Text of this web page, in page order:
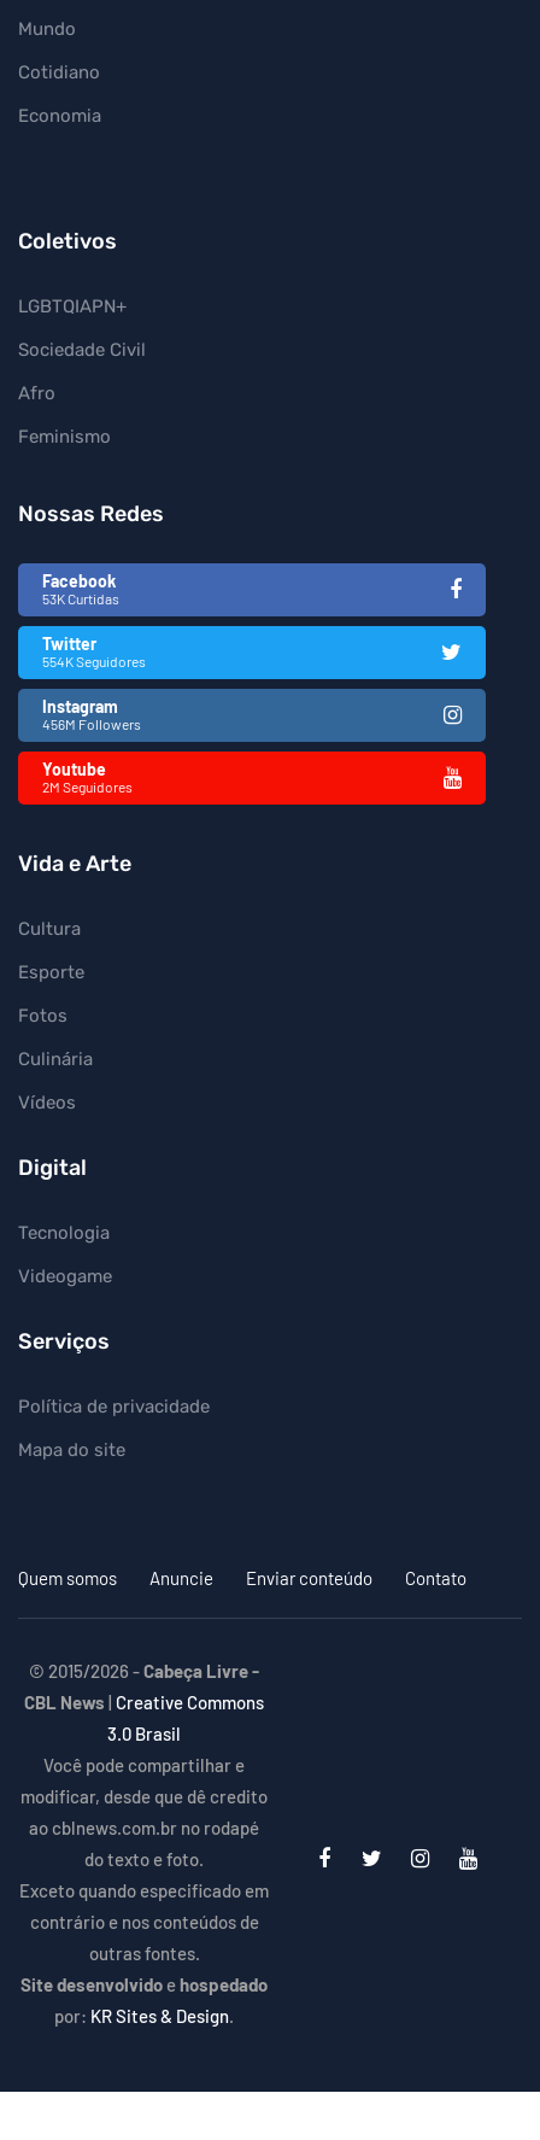
Mundo
Cotidiano
Economia
Coletivos
LGBTQIAPN+
Sociedade Civil
Afro
Feminismo
Nossas Redes
Facebook
53K Curtidas
Twitter
554K Seguidores
Instagram
456M Followers
Youtube
2M Seguidores
Vida e Arte
Cultura
Esporte
Fotos
Culinária
Vídeos
Digital
Tecnologia
Videogame
Serviços
Política de privacidade
Mapa do site
Quem somos Anuncie Enviar conteúdo Contato
© 2015/2026 -Cabeça Livre -
CBL News | Creative Commons
3.0 Brasil
Você pode compartilhar e
modificar, desde que dê credito
ao cblnews.com.br no rodapé
do texto e foto.
Exceto quando especificado em
contrário e nos conteúdos de
outras fontes.
Site desenvolvido ehospedado
por: KR Sites & Design.